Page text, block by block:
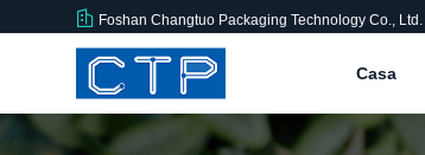
Foshan Changtuo Packaging Technology Co., Ltd.
Casa